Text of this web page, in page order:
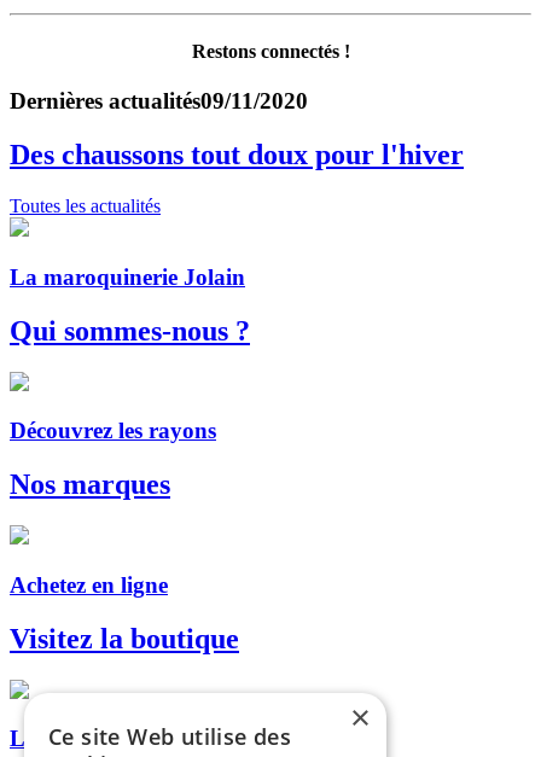
Restons connectés !
Dernières actualités09/11/2020
Des chaussons tout doux pour l'hiver
Toutes les actualités
La maroquinerie Jolain
Qui sommes-nous ?
Découvrez les rayons
Nos marques
Achetez en ligne
Visitez la boutique
Livraison, retrait en magasin...
×
Ce site Web utilise des